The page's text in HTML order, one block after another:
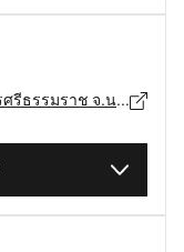
78/7 ม.4 ถ.กะโรม ต.โพธิ์เสด็จ อ.เมืองนครศรีธรรมราช จ.นครศรีธรรมราช, นครศรีธรรมราช - 80000